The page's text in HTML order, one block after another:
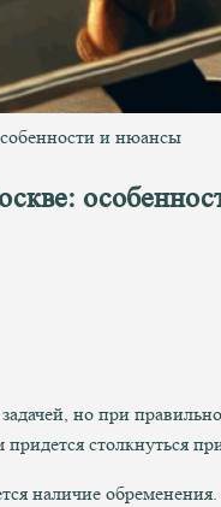
и нюансы
но при
столкнуться
наличие обременения.